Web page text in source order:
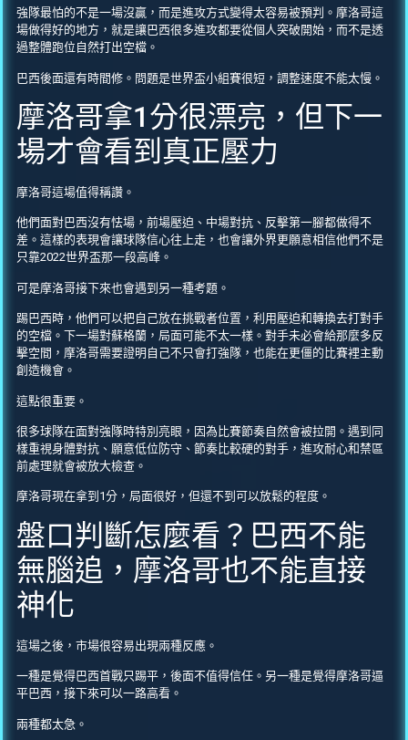
強隊最怕的不是一場沒贏，而是進攻方式變得太容易被預判。摩洛哥這
場做得好的地方，就是讓巴西很多進攻都要從個人突破開始，而不是透
過整體跑位自然打出空檔。
巴西後面還有時間修。問題是世界盃小組賽很短，調整速度不能太慢。
摩洛哥拿1分很漂亮，但下一
場才會看到真正壓力
摩洛哥這場值得稱讚。
他們面對巴西沒有怯場，前場壓迫、中場對抗、反擊第一腳都做得不
差。這樣的表現會讓球隊信心往上走，也會讓外界更願意相信他們不是
只靠2022世界盃那一段高峰。
可是摩洛哥接下來也會遇到另一種考題。
踢巴西時，他們可以把自己放在挑戰者位置，利用壓迫和轉換去打對手
的空檔。下一場對蘇格蘭，局面可能不太一樣。對手未必會給那麼多反
擊空間，摩洛哥需要證明自己不只會打強隊，也能在更僵的比賽裡主動
創造機會。
這點很重要。
很多球隊在面對強隊時特別亮眼，因為比賽節奏自然會被拉開。遇到同
樣重視身體對抗、願意低位防守、節奏比較硬的對手，進攻耐心和禁區
前處理就會被放大檢查。
摩洛哥現在拿到1分，局面很好，但還不到可以放鬆的程度。
盤口判斷怎麼看？巴西不能
無腦追，摩洛哥也不能直接
神化
這場之後，市場很容易出現兩種反應。
一種是覺得巴西首戰只踢平，後面不值得信任。另一種是覺得摩洛哥逼
平巴西，接下來可以一路高看。
兩種都太急。